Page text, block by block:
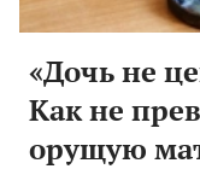
«Дочь не
Как не
орущую